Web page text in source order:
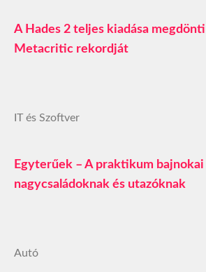
A Hades 2 teljes kiadása
Metacritic rekordját
IT és Szoftver
Egyterűek – A praktikum bajnokai
nagycsaládoknak és utazóknak
Autó